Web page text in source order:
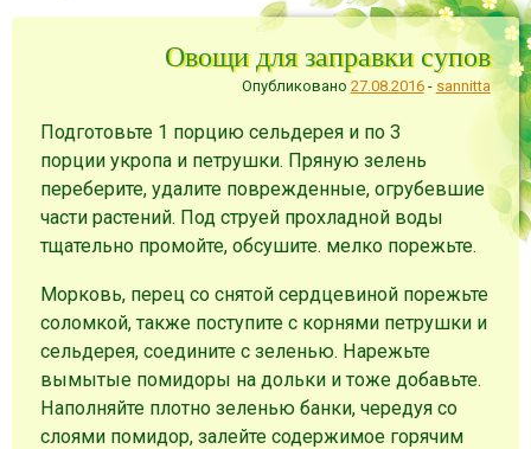
Овощи для заправки супов
Опубликовано 27.08.2016- sannitta
Подготовьте 1 порцию сельдерея и по 3
порции укропа и петрушки. Пряную зелень
переберите, удалите поврежденные, огрубевшие
части растений. Под струей прохладной воды
тщательно промойте, обсушите. мелко порежьте.
Морковь, перец со снятой сердцевиной порежьте
соломкой, также поступите с корнями петрушки и
сельдерея, соедините с зеленью. Нарежьте
вымытые помидоры на дольки и тоже добавьте.
Наполняйте плотно зеленью банки, чередуя со
слоями помидор, залейте содержимое горячим